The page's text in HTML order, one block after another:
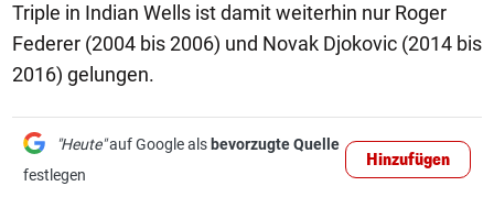
Triple in Indian Wells ist damit weiterhin nur Roger
Federer (2004 bis 2006) und Novak Djokovic (2014 bis
2016) gelungen.
"Heute"auf Google als bevorzugte Quelle
festlegen
Hinzufügen